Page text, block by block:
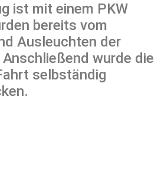
ist mit einem PKW
bereits vom
Ausleuchten der
wurde die
selbständig